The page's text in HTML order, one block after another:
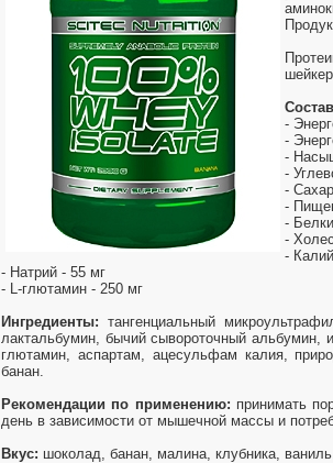
-
-
-
-
-
-
-
-
-
- Натрий - 55 мг
- L-глютамин - 250 мг
Ингредиенты: тангенциальный
лактальбумин, бычий сывороточный альбумин,
глютамин, аспартам, ацесульфам калия,
банан.
Рекомендации по применению: принимать
день в зависимости от мышечной массы и
Вкус: шоколад, банан, малина, клубника,